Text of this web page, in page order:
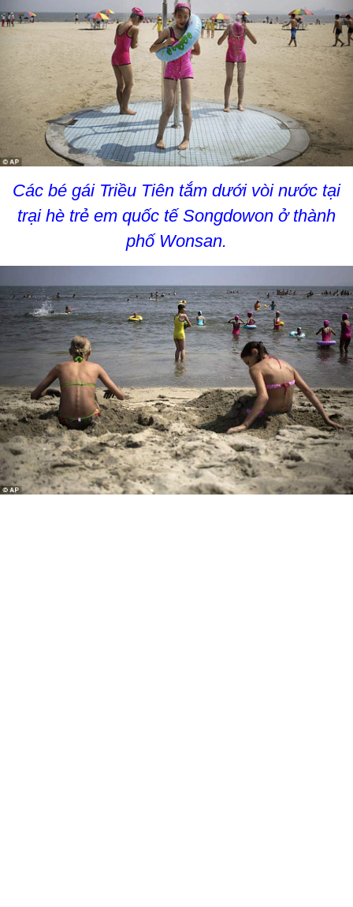
Các bé gái Triều Tiên tắm dưới vòi nước tại
trại hè trẻ em quốc tế Songdowon ở thành
phố Wonsan.